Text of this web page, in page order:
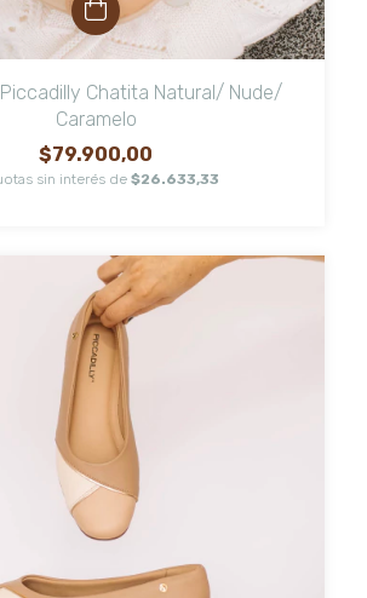
Chatita Natural/ Nude/
Caramelo
$79.900,00
sin interés de $26.633,33